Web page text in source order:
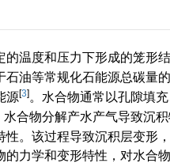
温度和压力下形成的笼形
油等常规化石能源总碳量
源[3] 。水合物通常以孔隙填
水合物分解产水产气导致沉
。该过程导致沉积层变形
力学和变形特性，对水合